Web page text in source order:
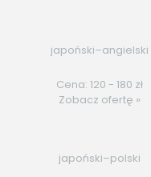
japoński–angielski
Cena: 120 - 180 zł
Zobacz ofertę »
japoński–polski